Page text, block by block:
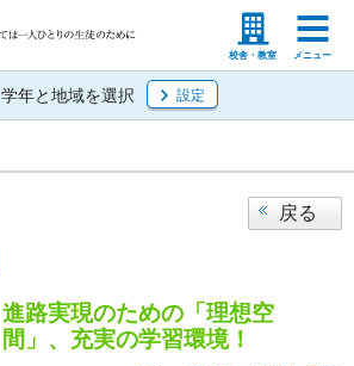
校舎・教室 メニュー
高等学校の先生
学年と地域を選択 設定
戻る
進路実現のための「理想空
間」、充実の学習環境！